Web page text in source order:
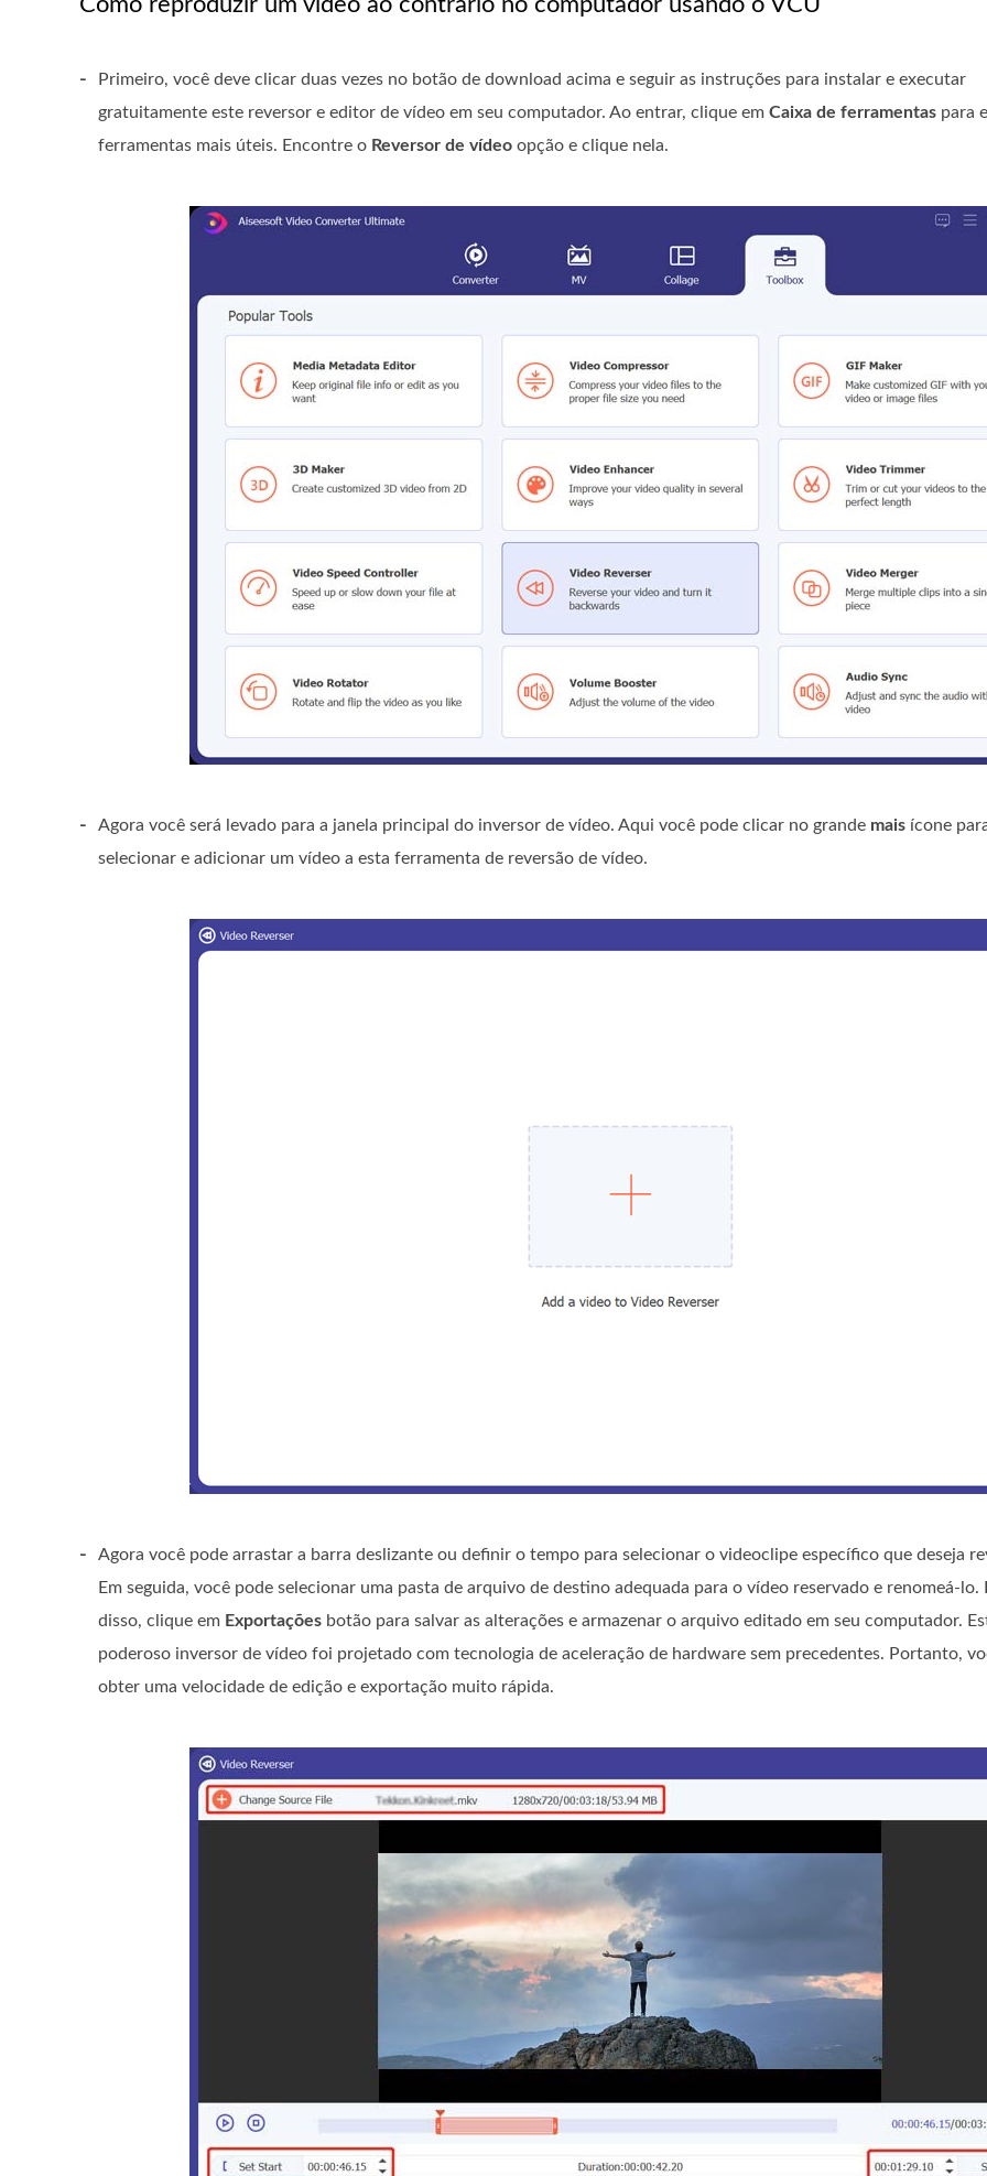
-
Primeiro, você deve clicar duas vezes no botão de download acima e seguir as instruções para instalar e executar
gratuitamente este reversor e editor de vídeo em seu computador. Ao entrar, clique em Caixa de ferramentas para
ferramentas mais úteis. Encontre o Reversor de vídeo opção e clique nela.
- Agora você será levado para a janela principal do inversor de vídeo. Aqui você pode clicar no grande mais ícone
selecionar e adicionar um vídeo a esta ferramenta de reversão de vídeo.
-
Agora você pode arrastar a barra deslizante ou definir o tempo para selecionar o videoclipe específico que deseja
Em seguida, você pode selecionar uma pasta de arquivo de destino adequada para o vídeo reservado e renomeá-lo.
disso, clique em Exportações botão para salvar as alterações e armazenar o arquivo editado em seu computador.
poderoso inversor de vídeo foi projetado com tecnologia de aceleração de hardware sem precedentes. Portanto,
obter uma velocidade de edição e exportação muito rápida.